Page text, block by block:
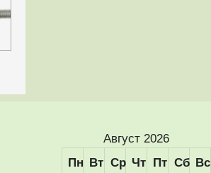
Август 2026
Пн Вт Ср Чт Пт Сб Вс